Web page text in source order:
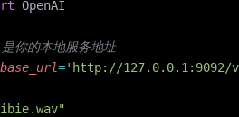
OpenAI
你的本地服务地址
base_url='http://127.0.0.1:9092/